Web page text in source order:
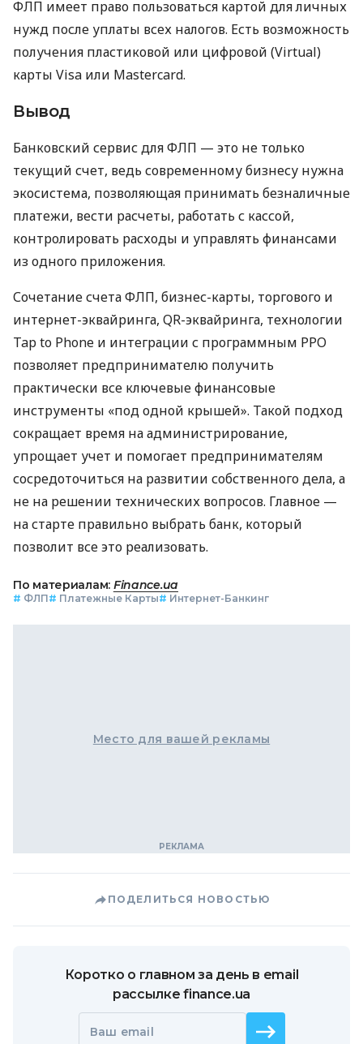
ФЛП имеет право пользоваться картой для личных
нужд после уплаты всех налогов. Есть возможность
получения пластиковой или цифровой (Virtual)
карты Visa или Mastercard.
Вывод
Банковский сервис для ФЛП — это не только
текущий счет, ведь современному бизнесу нужна
экосистема, позволяющая принимать безналичные
платежи, вести расчеты, работать с кассой,
контролировать расходы и управлять финансами
из одного приложения.
Сочетание счета ФЛП, бизнес-карты, торгового и
интернет-эквайринга, QR-эквайринга, технологии
Tap to Phone и интеграции с программным РРО
позволяет предпринимателю получить
практически все ключевые финансовые
инструменты «под одной крышей». Такой подход
сокращает время на администрирование,
упрощает учет и помогает предпринимателям
сосредоточиться на развитии собственного дела, а
не на решении технических вопросов. Главное —
на старте правильно выбрать банк, который
позволит все это реализовать.
По материалам: Finance.ua
# ФЛП# Платежные Карты# Интернет-Банкинг
Место для вашей рекламы
ПОДЕЛИТЬСЯ НОВОСТЬЮ
Коротко о главном за день в email
рассылке finance.ua
Ваш email